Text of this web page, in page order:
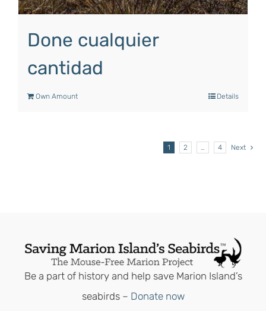
Done cualquier
cantidad
Own Amount Details
1 2 4 Next
Be a part of history and help save Marion Island’s
seabirds – Donate now